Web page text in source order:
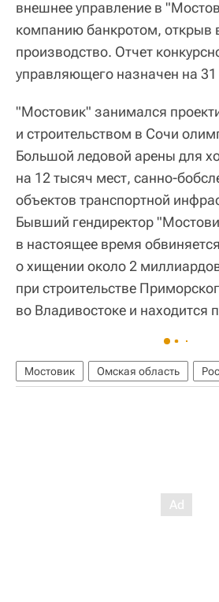
внешнее управление в
компанию банкротом, открыв
производство. Отчет
управляющего назначен на
"Мостовик" занимался
и строительством в Сочи
Большой ледовой арены для
на 12 тысяч мест, санно-
объектов транспортной
Бывший гендиректор
в настоящее время
о хищении около 2
при строительстве
во Владивостоке и находится
Мостовик Омская область